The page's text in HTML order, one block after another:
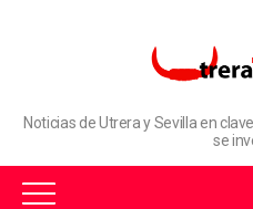
Noticias de Utrera y Sevilla en
se